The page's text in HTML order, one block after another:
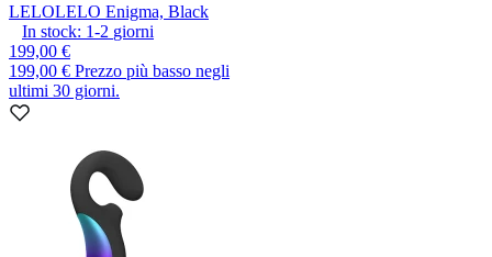
LELOLELO Enigma, Black
In stock: 1-2 giorni
199,00 €
199,00 € Prezzo più basso negli
ultimi 30 giorni.